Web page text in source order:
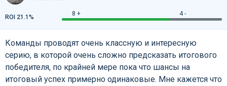
8 + 4 -
ROI 21.1%
Команды проводят очень классную и интересную
серию, в которой очень сложно предсказать итогового
победителя, по крайней мере пока что шансы на
итоговый успех примерно одинаковые. Мне кажется что